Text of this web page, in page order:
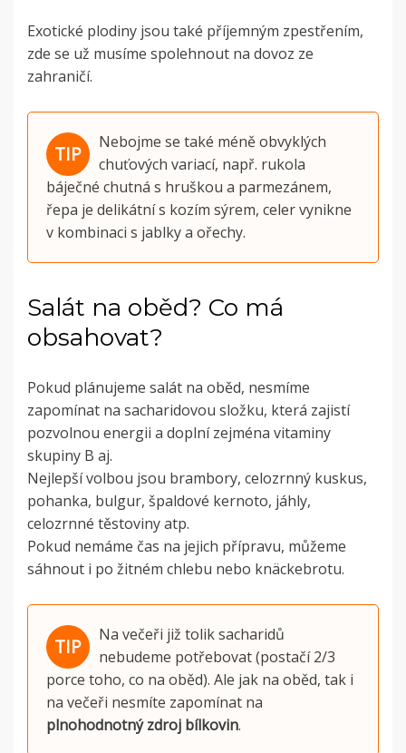
Exotické plodiny jsou také příjemným zpestřením,
zde se už musíme spolehnout na dovoz ze
zahraničí.
Nebojme se také méně obvyklých
chuťových variací, např. rukola
báječné chutná s hruškou a parmezánem,
řepa je delikátní s kozím sýrem, celer vynikne
v kombinaci s jablky a ořechy.
Salát na oběd? Co má
obsahovat?
Pokud plánujeme salát na oběd, nesmíme
zapomínat na sacharidovou složku, která zajistí
pozvolnou energii a doplní zejména vitaminy
skupiny B aj.
Nejlepší volbou jsou brambory, celozrnný kuskus,
pohanka, bulgur, špaldové kernoto, jáhly,
celozrnné těstoviny atp.
Pokud nemáme čas na jejich přípravu, můžeme
sáhnout i po žitném chlebu nebo knäckebrotu.
Na večeři již tolik sacharidů
nebudeme potřebovat (postačí 2/3
porce toho, co na oběd). Ale jak na oběd, tak i
na večeři nesmíte zapomínat na
plnohodnotný zdroj bílkovin.